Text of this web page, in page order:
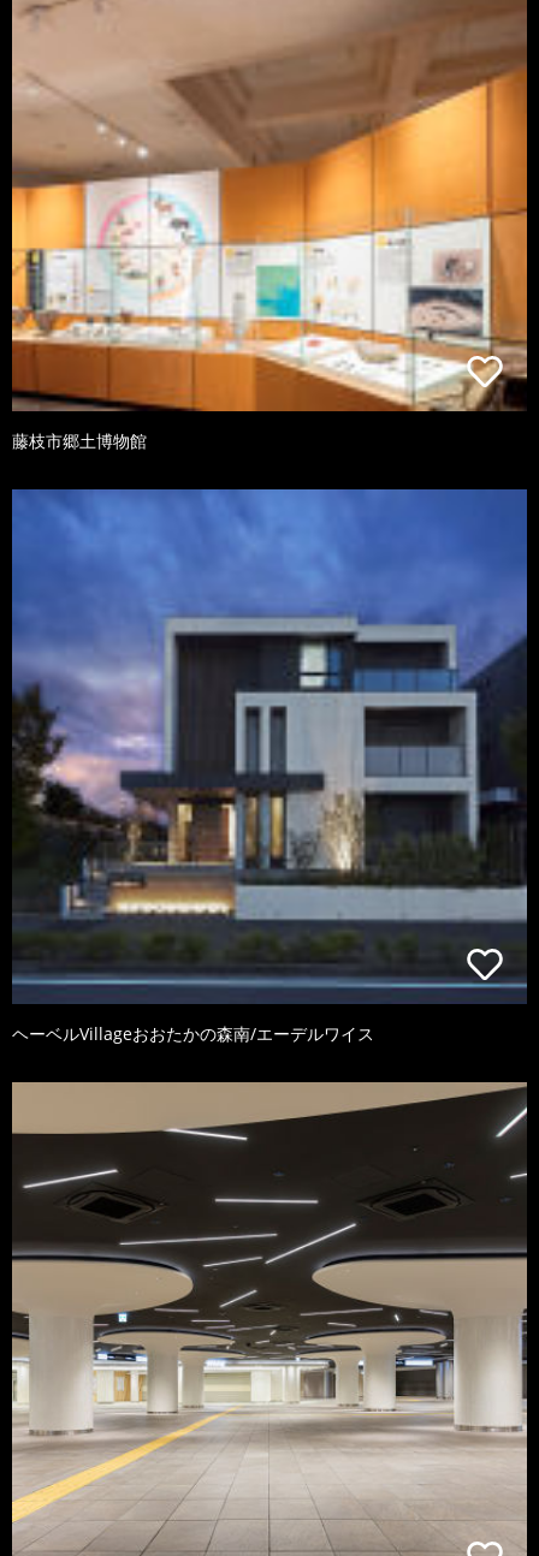
藤枝市郷土博物館
ヘーベルVillageおおたかの森南/エーデルワイス